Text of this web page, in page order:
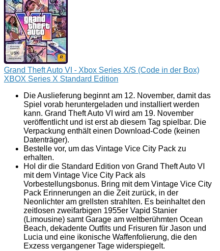
Grand Theft Auto VI - Xbox Series X/S (Code in der Box)
XBOX Series X Standard Edition
Die Auslieferung beginnt am 12. November, damit das
Spiel vorab heruntergeladen und installiert werden
kann. Grand Theft Auto VI wird am 19. November
veröffentlicht und ist erst ab diesem Tag spielbar. Die
Verpackung enthält einen Download-Code (keinen
Datenträger).
Bestelle vor, um das Vintage Vice City Pack zu
erhalten.
Hol dir die Standard Edition von Grand Theft Auto VI
mit dem Vintage Vice City Pack als
Vorbestellungsbonus. Bring mit dem Vintage Vice City
Pack Erinnerungen an die Zeit zurück, in der
Neonlichter am grellsten strahlten. Es beinhaltet den
zeitlosen zweifarbigen 1955er Vapid Stanier
(Limousine) samt Garage am weltberühmten Ocean
Beach, dekadente Outfits und Frisuren für Jason und
Lucia und eine ikonische Waffenfolierung, die den
Exzess vergangener Tage widerspiegelt.